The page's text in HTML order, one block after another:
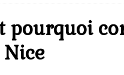
pourquoi